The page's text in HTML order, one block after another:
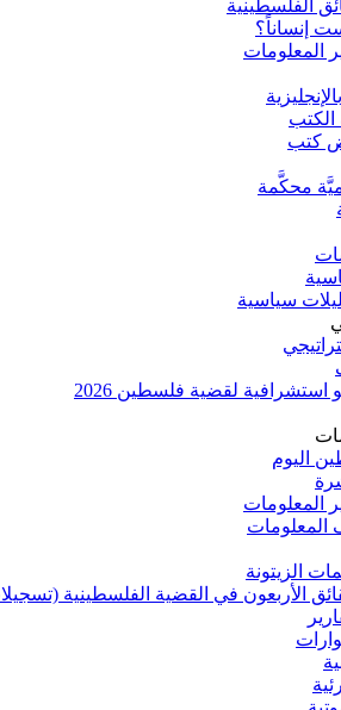
الفلسطينية
إنساناً؟
المعلومات
الكتب
كتب
محكَّمة
سياسية
استشرافية لقضية فلسطين 2026
اليوم
المعلومات
الزيتونة
الأربعون في القضية الفلسطينية